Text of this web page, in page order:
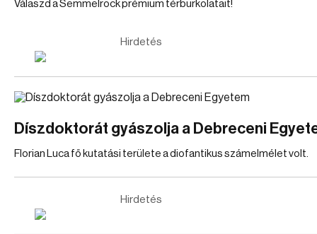
Válaszd a Semmelrock prémium térburkolatait!
Hirdetés
Díszdoktorát gyászolja a Debreceni
Florian Luca fő kutatási területe a diofantikus számelmélet volt.
Hirdetés